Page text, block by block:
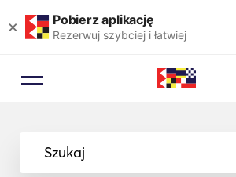
× Pobierz aplikację
Rezerwuj szybciej i łatwiej
Szukaj